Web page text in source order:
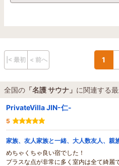
|< 最初 < 前へ 1
全国の 「名護 サウナ」 に関連する
PrivateVilla JIN-仁-
5
家族、友人家族と一緒、大人数友人、親
めちゃくちゃ良い宿でした！
プラスな点が非常に多く室内は全て綺麗